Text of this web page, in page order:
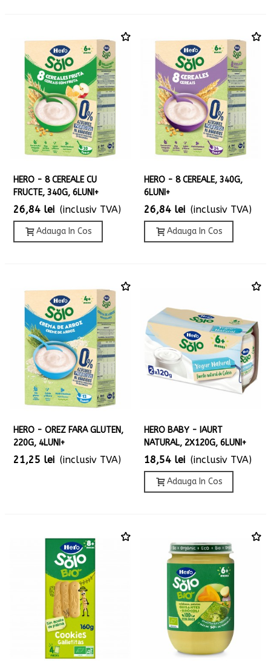
HERO - 8 CEREALE CU
FRUCTE, 340G, 6LUNI+
26,84 lei (inclusiv TVA)
Adauga In Cos
HERO - 8 CEREALE, 340G,
6LUNI+
26,84 lei (inclusiv TVA)
Adauga In Cos
HERO - OREZ FARA GLUTEN,
220G, 4LUNI+
21,25 lei (inclusiv TVA)
HERO BABY - IAURT
NATURAL, 2X120G, 6LUNI+
18,54 lei (inclusiv TVA)
Adauga In Cos